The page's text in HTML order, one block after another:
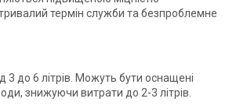
термін служби та безпроблемне
3 до 6 літрів. Можуть бути оснащені
знижуючи витрати до 2-3 літрів.